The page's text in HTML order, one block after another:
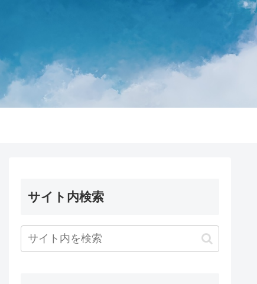
サイト内検索